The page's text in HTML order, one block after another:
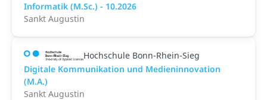
Informatik (M.Sc.) - 10.2026
Sankt Augustin
Hochschule Bonn-Rhein-Sieg
Digitale Kommunikation und Medieninnovation
(M.A.)
Sankt Augustin